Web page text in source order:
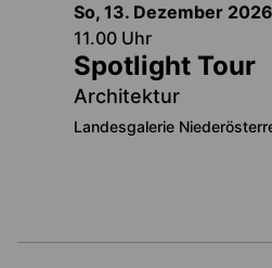
So, 13. Dezember 2026
11.00 Uhr
Spotlight Tour
Architektur
Landesgalerie